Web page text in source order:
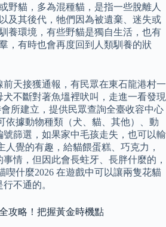
野貓，多為混種貓，是指一些脫離人
及其後代，牠們因為被遺棄、迷失或
養環境，有些野貓是獨自生活，也有
，有時也會再度回到人類馴養的狀
天接獲通報，有民眾在東石龍港村一
不斷對著魚塭裡吠叫，走進一看發現
所建立，提供民眾查詢全臺收容中心
依據動物種類（犬、貓、其他）、動
篩選，如果家中毛孩走失，也可以輸
人覺的有趣，給貓餵蛋糕、巧克力，
情，但因此會長蛀牙、長胖什麼的，
喫什麼2026 在遊戲中可以讓兩隻花貓
不通的。
攻略！把握黃金時機點